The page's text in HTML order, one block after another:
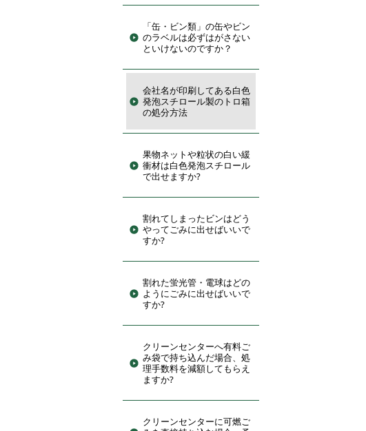
「缶・ビン類」の缶やビン
のラベルは必ずはがさない
といけないのですか？
会社名が印刷してある白色
発泡スチロール製のトロ箱
の処分方法
果物ネットや粒状の白い緩
衝材は白色発泡スチロール
で出せますか?
割れてしまったビンはどう
やってごみに出せばいいで
すか?
割れた蛍光管・電球はどの
ようにごみに出せばいいで
すか?
クリーンセンターへ有料ご
み袋で持ち込んだ場合、処
理手数料を減額してもらえ
ますか?
クリーンセンターに可燃ご